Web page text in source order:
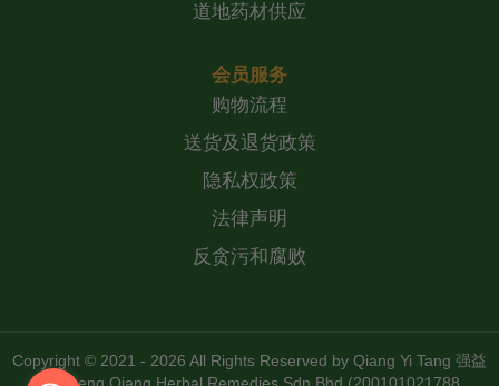
道地药材供应
会员服务
购物流程
送货及退货政策
隐私权政策
法律声明
反贪污和腐败
Copyright © 2021 - 2026 All Rights Reserved by Qiang Yi Tang 强益